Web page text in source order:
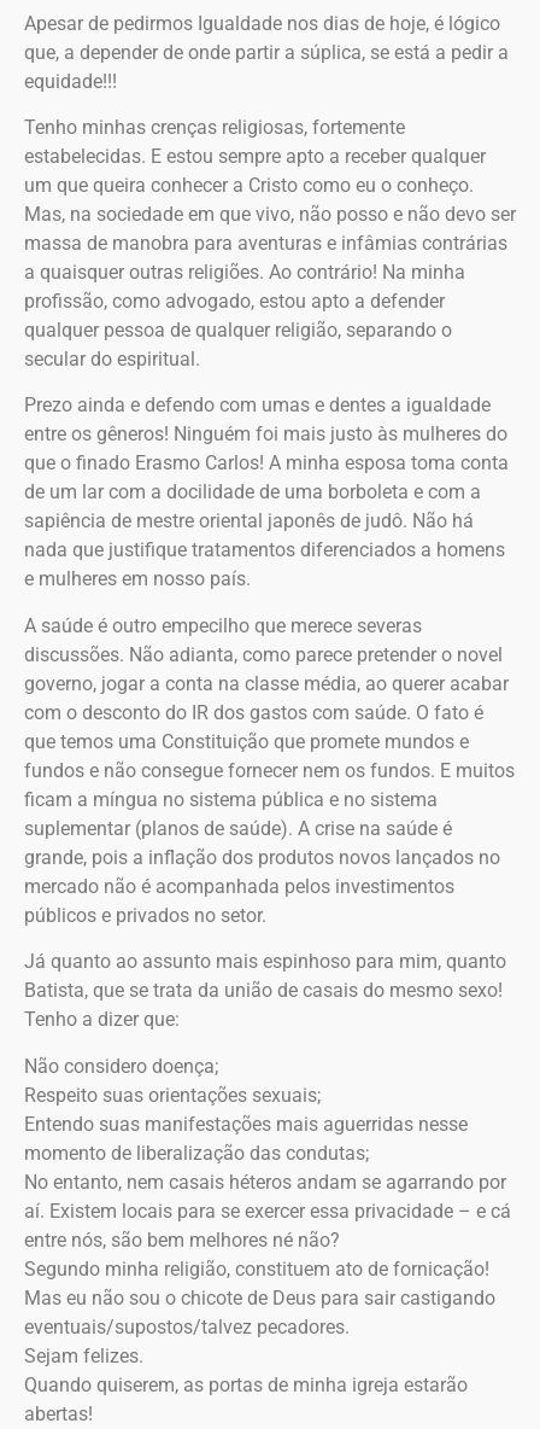
Apesar de pedirmos Igualdade nos dias de hoje, é lógico
que, a depender de onde partir a súplica, se está a pedir a
equidade!!!
Tenho minhas crenças religiosas, fortemente
estabelecidas. E estou sempre apto a receber qualquer
um que queira conhecer a Cristo como eu o conheço.
Mas, na sociedade em que vivo, não posso e não devo ser
massa de manobra para aventuras e infâmias contrárias
a quaisquer outras religiões. Ao contrário! Na minha
profissão, como advogado, estou apto a defender
qualquer pessoa de qualquer religião, separando o
secular do espiritual.
Prezo ainda e defendo com umas e dentes a igualdade
entre os gêneros! Ninguém foi mais justo às mulheres do
que o finado Erasmo Carlos! A minha esposa toma conta
de um lar com a docilidade de uma borboleta e com a
sapiência de mestre oriental japonês de judô. Não há
nada que justifique tratamentos diferenciados a homens
e mulheres em nosso país.
A saúde é outro empecilho que merece severas
discussões. Não adianta, como parece pretender o novel
governo, jogar a conta na classe média, ao querer acabar
com o desconto do IR dos gastos com saúde. O fato é
que temos uma Constituição que promete mundos e
fundos e não consegue fornecer nem os fundos. E muitos
ficam a míngua no sistema pública e no sistema
suplementar (planos de saúde). A crise na saúde é
grande, pois a inflação dos produtos novos lançados no
mercado não é acompanhada pelos investimentos
públicos e privados no setor.
Já quanto ao assunto mais espinhoso para mim, quanto
Batista, que se trata da união de casais do mesmo sexo!
Tenho a dizer que:
Não considero doença;
Respeito suas orientações sexuais;
Entendo suas manifestações mais aguerridas nesse
momento de liberalização das condutas;
No entanto, nem casais héteros andam se agarrando por
aí. Existem locais para se exercer essa privacidade – e cá
entre nós, são bem melhores né não?
Segundo minha religião, constituem ato de fornicação!
Mas eu não sou o chicote de Deus para sair castigando
eventuais/supostos/talvez pecadores.
Sejam felizes.
Quando quiserem, as portas de minha igreja estarão
abertas!